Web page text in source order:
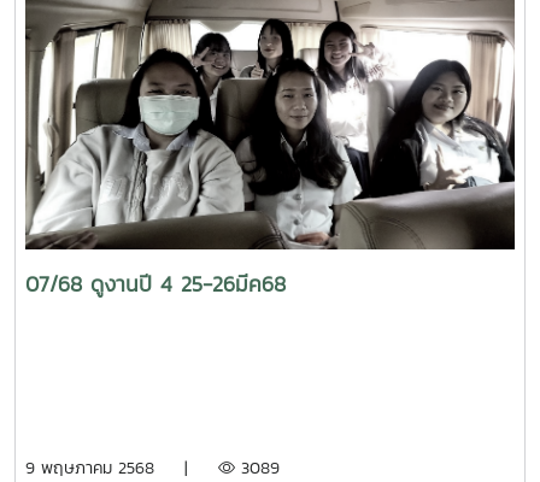
07/68 ดูงานปี 4 25-26มีค68
9 พฤษภาคม 2568 | 3089